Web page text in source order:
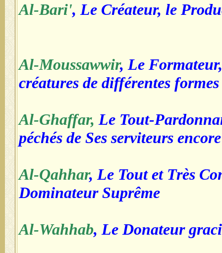
Al-Bari', Le Créateur, le
Al-Moussawwir, Le
créatures de différentes formes
Al-Ghaffar, Le Tout-
péchés de Ses serviteurs
Al-Qahhar, Le Tout et Très
Dominateur Suprême
Al-Wahhab, Le Donateur